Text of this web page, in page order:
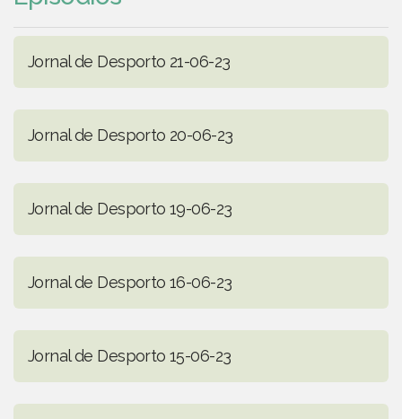
Jornal de Desporto 21-06-23
Jornal de Desporto 20-06-23
Jornal de Desporto 19-06-23
Jornal de Desporto 16-06-23
Jornal de Desporto 15-06-23